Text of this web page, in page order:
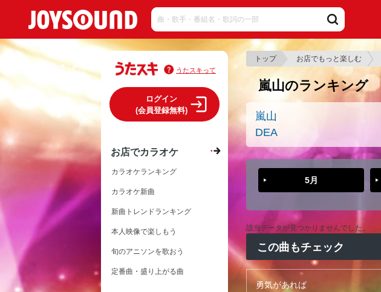
トップ お店でもっと楽しむ
嵐山のランキング
嵐山
DEA
5月
該当データが見つかりませんでした。
この曲もチェック
勇気があれば
うたスキって
ログイン
(会員登録無料)
お店でカラオケ
カラオケランキング
カラオケ新曲
新曲トレンドランキング
本人映像で楽しもう
旬のアニソンを歌おう
定番曲・盛り上がる曲